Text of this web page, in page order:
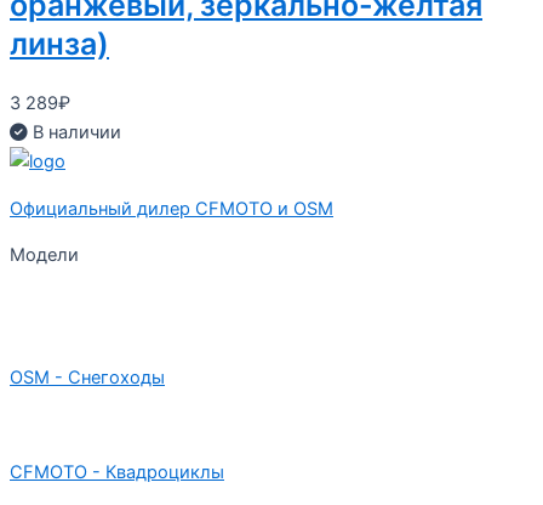
линза)
3 289₽
В наличии
Официальный дилер CFMOTO и OSM
Модели
OSM - Снегоходы
CFMOTO - Квадроциклы